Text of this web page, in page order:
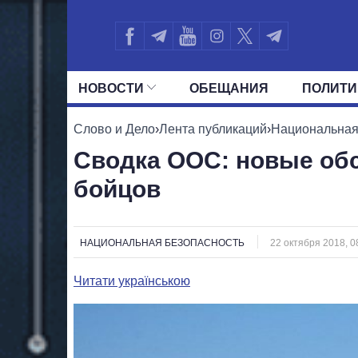
НОВОСТИ ОБЕЩАНИЯ
ВСЕ ПОЛИТИКИ ПРЕЗИДЕНТ И
Слово и Дело›Лента публикаций›
Сводка ООС: новые
бойцов
НАЦИОНАЛЬНАЯ БЕЗОПАСНОСТЬ 22 октября 2018,
Читати українською